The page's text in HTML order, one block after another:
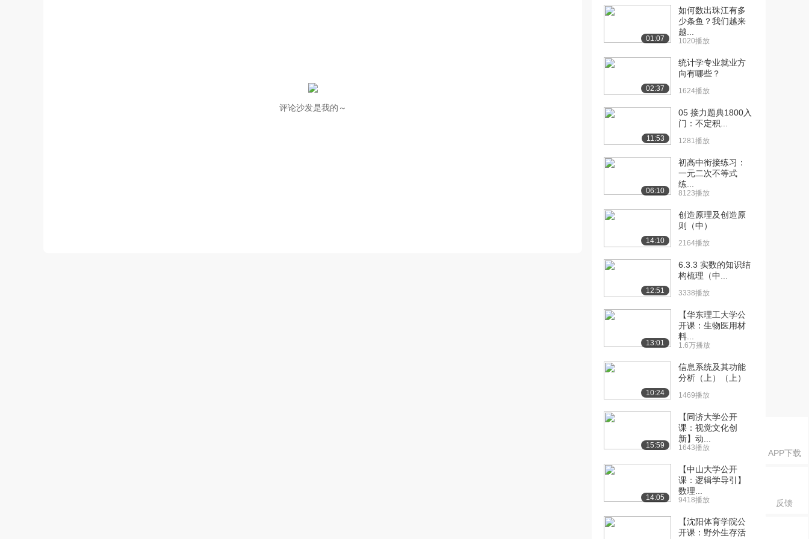
APP下载
反馈
评论沙发是我的～
[10] 概率空间简介（上） 11:29
2442播放
[12] 随机变量及数字特征
3593播放
[13] 随机变量及数字特征
1766播放
[14] 随机变量及数字特征
1628播放
[15] 常用分布简介（上）
2048播放
[16] 常用分布简介（中） 16:24
1502播放
[18] 大样本理论简介
4855播放
[19] 大样本理论简介
（中）
2665播放
[20] 大样本理论简介
（下）
13:34
[21] 抽样原理简介（上） 14:56
[22] 抽样原理简介（中）
1928播放
14:57
01:07
如何数出珠江有多
少条鱼？我们越来
越...
1020播放
02:37
统计学专业就业方
向有哪些？
1624播放
11:53
05 接力题典1800入
门：不定积...
1281播放
06:10
初高中衔接练习：
一元二次不等式
练...
8123播放
14:10
创造原理及创造原
则（中）
2164播放
12:51
6.3.3 实数的知识结
构梳理（中...
3338播放
13:01
【华东理工大学公
开课：生物医用材
料...
1.6万播放
10:24
信息系统及其功能
分析（上）（上）
1469播放
15:59
【同济大学公开
课：视觉文化创
新】动...
1643播放
14:05
【中山大学公开
课：逻辑学导引】
数理...
9418播放
【沈阳体育学院公
开课：野外生存活